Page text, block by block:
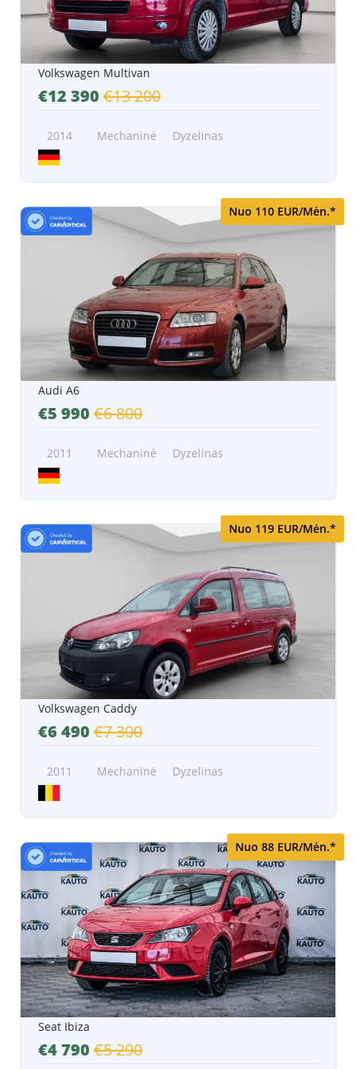
Volkswagen Multivan
€12 390 €13 200
2014 Mechaninė Dyzelinas
Nuo 110 EUR/Mėn.*
Audi A6
€5 990 €6 800
2011 Mechaninė Dyzelinas
Nuo 119 EUR/Mėn.*
Volkswagen Caddy
€6 490 €7 300
2011 Mechaninė Dyzelinas
Nuo 88 EUR/Mėn.*
Seat Ibiza
€4 790 €5 290